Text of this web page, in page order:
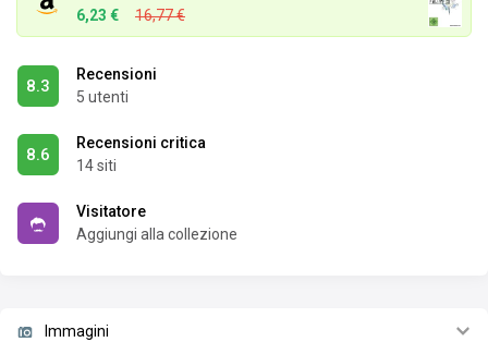
6,23 €
16,77 €
8.3
Recensioni
5 utenti
8.6
Recensioni critica
14 siti
Visitatore
Aggiungi alla collezione
Immagini